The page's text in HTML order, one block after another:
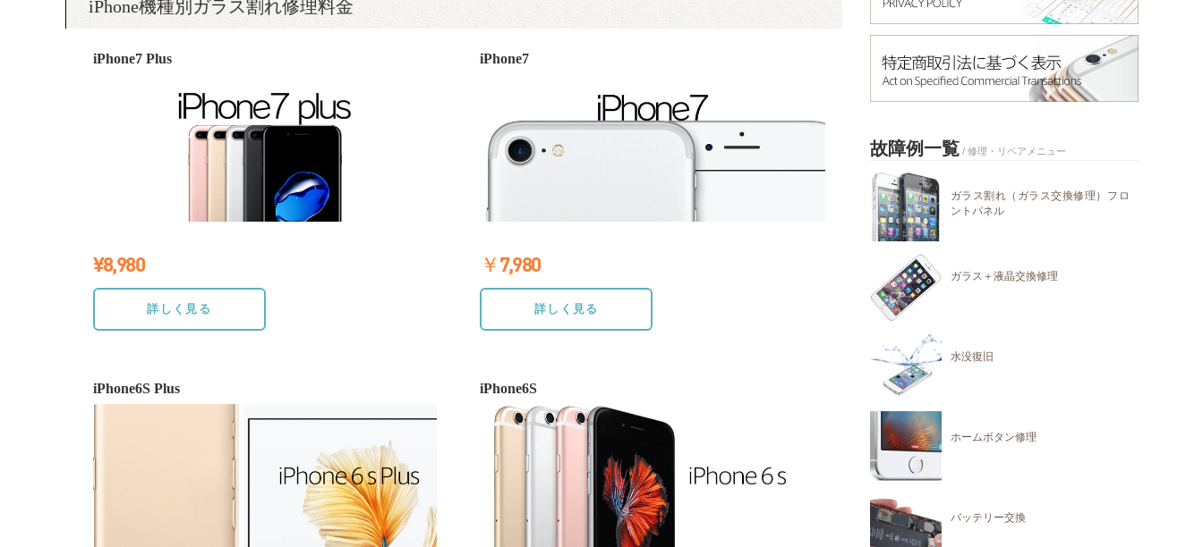
iPhone機種別ガラス割れ修理料金
iPhone7 Plus
¥8,980
詳しく見る
iPhone7
￥7,980
詳しく見る
iPhone6S Plus iPhone6S
故障例一覧/ 修理・リペアメニュー
ガラス割れ（ガラス交換修理）フロ
ントパネル
ガラス＋液晶交換修理
水没復旧
ホームボタン修理
バッテリー交換